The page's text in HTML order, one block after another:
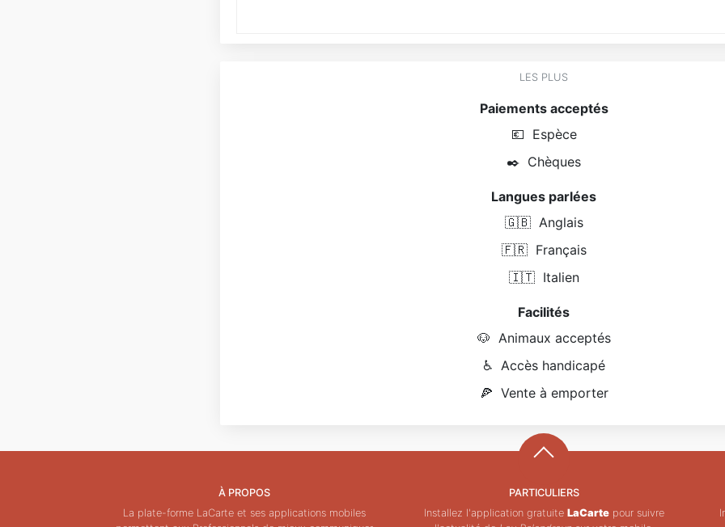
LES PLUS
Paiements acceptés
💶 Espèce
✒️ Chèques
Langues parlées
🇬🇧 Anglais
🇫🇷 Français
🇮🇹 Italien
Facilités
🐶 Animaux acceptés
♿ Accès handicapé
🍕 Vente à emporter
À PROPOS
La plate-forme LaCarte et ses applications mobiles
PARTICULIERS
Installez l'application gratuite LaCartepour suivre